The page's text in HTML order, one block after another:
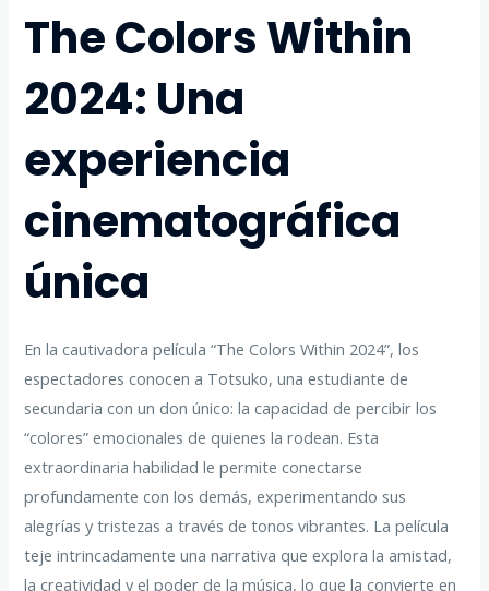
The Colors Within
2024: Una
experiencia
cinematográfica
única
En la cautivadora película “The Colors Within 2024”, los
espectadores conocen a Totsuko, una estudiante de
secundaria con un don único: la capacidad de percibir los
“colores” emocionales de quienes la rodean. Esta
extraordinaria habilidad le permite conectarse
profundamente con los demás, experimentando sus
alegrías y tristezas a través de tonos vibrantes. La película
teje intrincadamente una narrativa que explora la amistad,
la creatividad y el poder de la música, lo que la convierte en